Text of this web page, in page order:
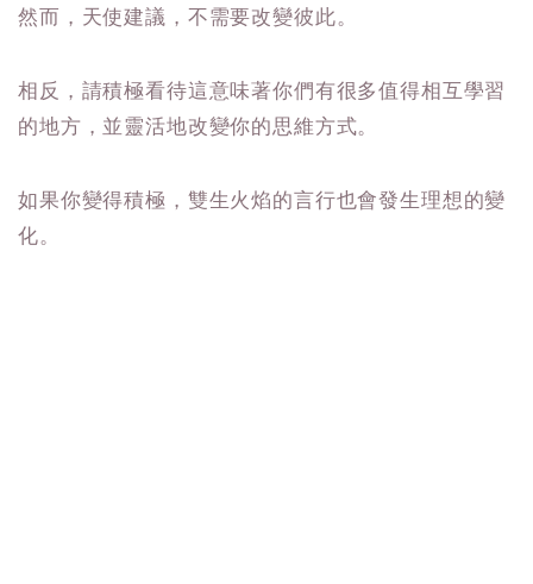
然而，天使建議，不需要改變彼此。
相反，請積極看待這意味著你們有很多值得相互學習
的地方，並靈活地改變你的思維方式。
如果你變得積極，雙生火焰的言行也會發生理想的變
化。